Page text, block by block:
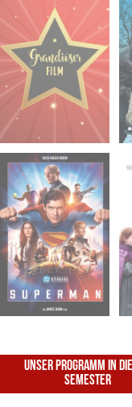
Mo. 08.06.2026
20:00
Hörsaal 2 - FSU
Mo. 29.06.2026
20:00
Hörsaal 2 - FSU
Unser Programm in
Semester